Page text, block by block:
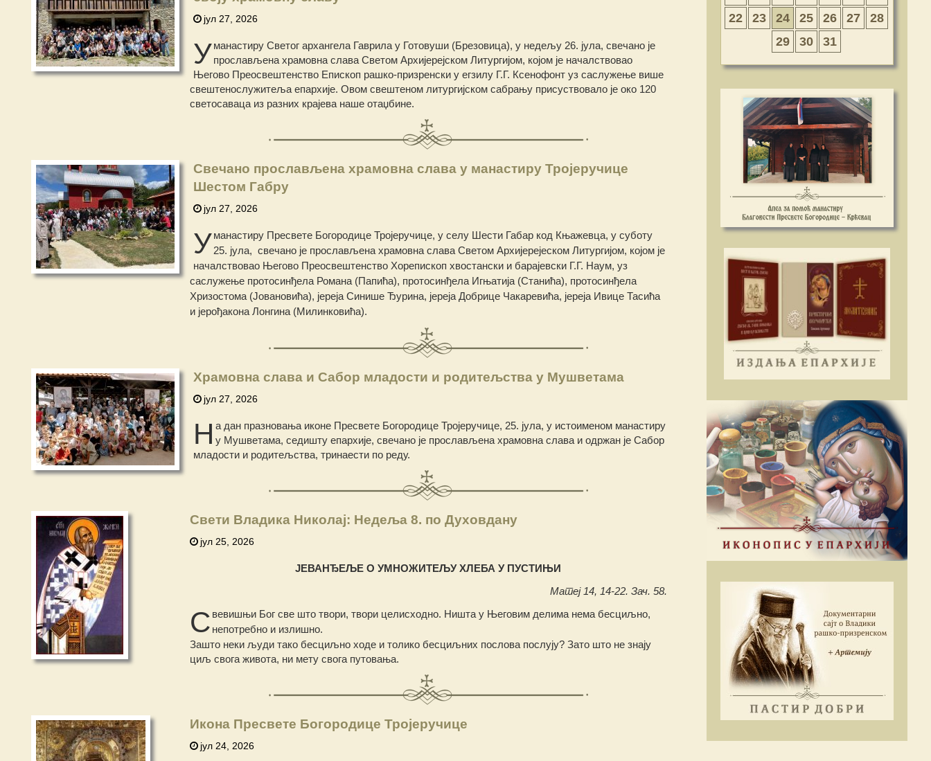
јул 27, 2026
У манастиру Светог архангела Гаврила у Готовуши (Брезовица), у недељу 26. јула, свечано је
прослављена храмовна слава Светом Архијерејском Литургијом, којом је началствовао
Његово Преосвештенство Епископ рашко-призренски у егзилу Г.Г. Ксенофонт уз саслужење више
свештенослужитеља епархије. Овом свештеном литургијском сабрању присуствовало је око 120
светосаваца из разних крајева наше отаџбине.
Свечано прослављена храмовна слава у манастиру Тројеручице
Шестом Габру
јул 27, 2026
У манастиру Пресвете Богородице Тројеручице, у селу Шести Габар код Књажевца, у суботу
25. јула, свечано је прослављена храмовна слава Светом Архијерејеском Литургијом, којом је
началствовао Његово Преосвештенство Хорепископ хвостански и барајевски Г.Г. Наум, уз
саслужење протосинђела Романа (Папића), протосинђела Игњатија (Станића), протосинђела
Хризостома (Јовановића), јереја Синише Ђурина, јереја Добрице Чакаревића, јереја Ивице Тасића
и јерођакона Лонгина (Милинковића).
Храмовна слава и Сабор младости и родитељства у Мушветама
јул 27, 2026
Н а дан празновања иконе Пресвете Богородице Тројеручице, 25. јула, у истоименом манастиру
у Мушветама, седишту епархије, свечано је прослављена храмовна слава и одржан је Сабор
младости и родитељства, тринаести по реду.
Свети Владика Николај: Недеља 8. по Духовдану
јул 25, 2026
ЈЕВАНЂЕЉЕ О УМНОЖИТЕЉУ ХЛЕБА У ПУСТИЊИ
Матеј 14, 14-22. Зач. 58.
С вевишњи Бог све што твори, твори целисходно. Ништа у Његовим делима нема бесциљно,
непотребно и излишно.
Зашто неки људи тако бесциљно ходе и толико бесциљних послова послују? Зато што не знају
циљ свога живота, ни мету свога путовања.
Икона Пресвете Богородице Тројеручице
јул 24, 2026
22
23 24 25 26 27
28
29
30 31